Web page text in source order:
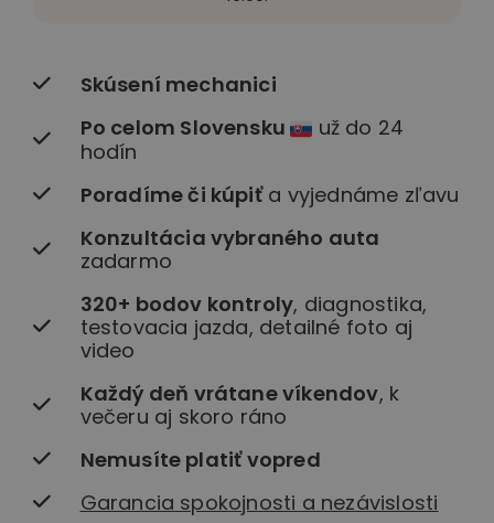
Skúsení mechanici
Po celom Slovensku
už do 24
hodín
Poradíme či kúpiťa vyjednáme zľavu
Konzultácia vybraného auta
zadarmo
320+ bodov kontroly, diagnostika,
testovacia jazda, detailné foto aj
video
Každý deň vrátane víkendov, k
večeru aj skoro ráno
Nemusíte platiť vopred
Garancia spokojnosti a nezávislosti